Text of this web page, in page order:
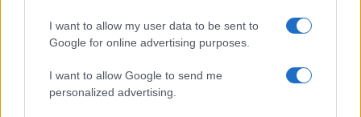
I want to allow my user data to be sent to
Google for online advertising purposes.
I want to allow Google to send me
personalized advertising.
KAPCSOLÓDÓ HÍREK